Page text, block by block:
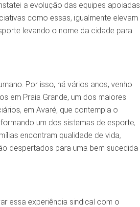
a evolução das equipes apoiadas
como essas, igualmente elevam
levando o nome da cidade para
Por isso, há vários anos, venho
em Praia Grande, um dos maiores
em Avaré, que contempla o
um dos sistemas de esporte,
encontram qualidade de vida,
despertados para uma bem sucedida
essa experiência sindical com o